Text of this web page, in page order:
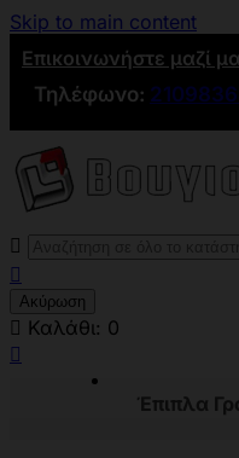
Skip to main content
Επικοινωνήστε μαζί
Τηλέφωνο:


Ακύρωση
 Καλάθι: 0

Έπιπλα